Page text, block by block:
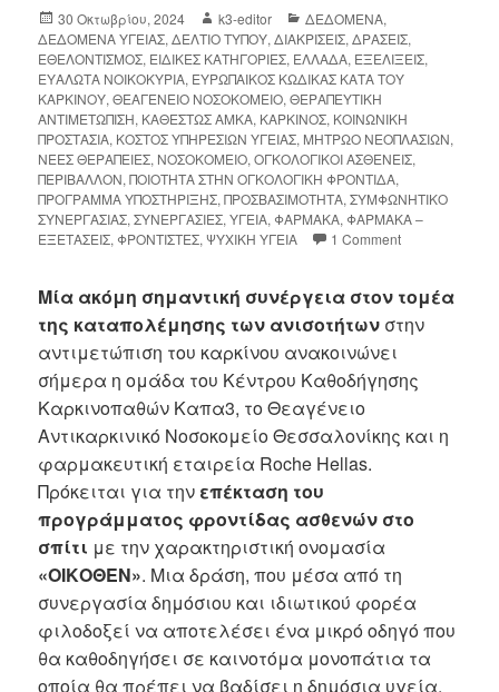
30 Οκτωβρίου, 2024 k3-editor ΔΕΔΟΜΕΝΑ,
ΔΕΔΟΜΕΝΑ ΥΓΕΙΑΣ,ΔΕΛΤΙΟ ΤΥΠΟΥ,ΔΙΑΚΡΙΣΕΙΣ,ΔΡΑΣΕΙΣ,
ΕΘΕΛΟΝΤΙΣΜΟΣ, ΕΙΔΙΚΕΣ ΚΑΤΗΓΟΡΙΕΣ, ΕΛΛΑΔΑ, ΕΞΕΛΙΞΕΙΣ,
ΕΥΑΛΩΤΑ ΝΟΙΚΟΚΥΡΙΑ, ΕΥΡΩΠΑΙΚΟΣ ΚΩΔΙΚΑΣ ΚΑΤΑ ΤΟΥ
ΚΑΡΚΙΝΟΥ,ΘΕΑΓΕΝΕΙΟ ΝΟΣΟΚΟΜΕΙΟ,ΘΕΡΑΠΕΥΤΙΚΗ
ΑΝΤΙΜΕΤΩΠΙΣΗ, ΚΑΘΕΣΤΩΣ ΑΜΚΑ, ΚΑΡΚΙΝΟΣ, ΚΟΙΝΩΝΙΚΗ
ΠΡΟΣΤΑΣΙΑ, ΚΟΣΤΟΣ ΥΠΗΡΕΣΙΩΝ ΥΓΕΙΑΣ, ΜΗΤΡΩΟ ΝΕΟΠΛΑΣΙΩΝ,
ΝΕΕΣ ΘΕΡΑΠΕΙΕΣ, ΝΟΣΟΚΟΜΕΙΟ,ΟΓΚΟΛΟΓΙΚΟΙ ΑΣΘΕΝΕΙΣ,
ΠΕΡΙΒΑΛΛΟΝ,ΠΟΙΟΤΗΤΑ ΣΤΗΝ ΟΓΚΟΛΟΓΙΚΗ ΦΡΟΝΤΙΔΑ,
ΠΡΟΓΡΑΜΜΑ ΥΠΟΣΤΗΡΙΞΗΣ,ΠΡΟΣΒΑΣΙΜΟΤΗΤΑ,ΣΥΜΦΩΝΗΤΙΚΟ
ΣΥΝΕΡΓΑΣΙΑΣ,ΣΥΝΕΡΓΑΣΙΕΣ,ΥΓΕΙΑ, ΦΑΡΜΑΚΑ, ΦΑΡΜΑΚΑ –
ΕΞΕΤΑΣΕΙΣ, ΦΡΟΝΤΙΣΤΕΣ,ΨΥΧΙΚΗ ΥΓΕΙΑ 1 Comment
Μία ακόμη σημαντική συνέργεια στον τομέα
της καταπολέμησης των ανισοτήτων στην
αντιμετώπιση του καρκίνου ανακοινώνει
σήμερα η ομάδα του Κέντρου Καθοδήγησης
Καρκινοπαθών Καπα3, το Θεαγένειο
Αντικαρκινικό Νοσοκομείο Θεσσαλονίκης και η
φαρμακευτική εταιρεία Roche Hellas.
Πρόκειται για την επέκταση του
προγράμματος φροντίδας ασθενών στο
σπίτι με την χαρακτηριστική ονομασία
«ΟΙΚΟΘΕΝ». Μια δράση, που μέσα από τη
συνεργασία δημόσιου και ιδιωτικού φορέα
φιλοδοξεί να αποτελέσει ένα μικρό οδηγό που
θα καθοδηγήσει σε καινοτόμα μονοπάτια τα
οποία θα πρέπει να βαδίσει η δημόσια υγεία.